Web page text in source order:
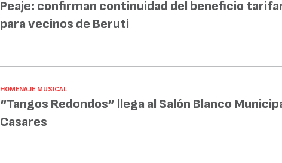
Peaje: confirman continuidad del beneficio
para vecinos de Beruti
HOMENAJE MUSICAL
“Tangos Redondos” llega al Salón Blanco
Casares